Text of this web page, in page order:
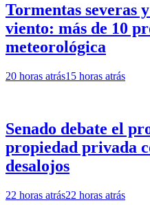
Tormentas severas
viento: más de 10
meteorológica
20 horas atrás15 horas atrás
Senado debate el
propiedad privada
desalojos
22 horas atrás22 horas atrás